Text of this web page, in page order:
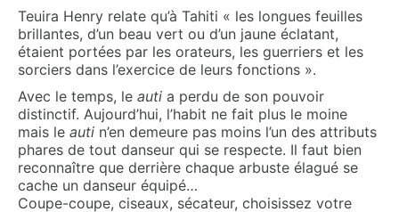
Teuira Henry relate qu’à Tahiti « les longues feuilles
brillantes, d’un beau vert ou d’un jaune éclatant,
étaient portées par les orateurs, les guerriers et les
sorciers dans l’exercice de leurs fonctions ».
Avec le temps, le auti a perdu de son pouvoir
distinctif. Aujourd’hui, l’habit ne fait plus le moine
mais le auti n’en demeure pas moins l’un des attributs
phares de tout danseur qui se respecte. Il faut bien
reconnaître que derrière chaque arbuste élagué se
cache un danseur équipé…
Coupe-coupe, ciseaux, sécateur, choisissez votre